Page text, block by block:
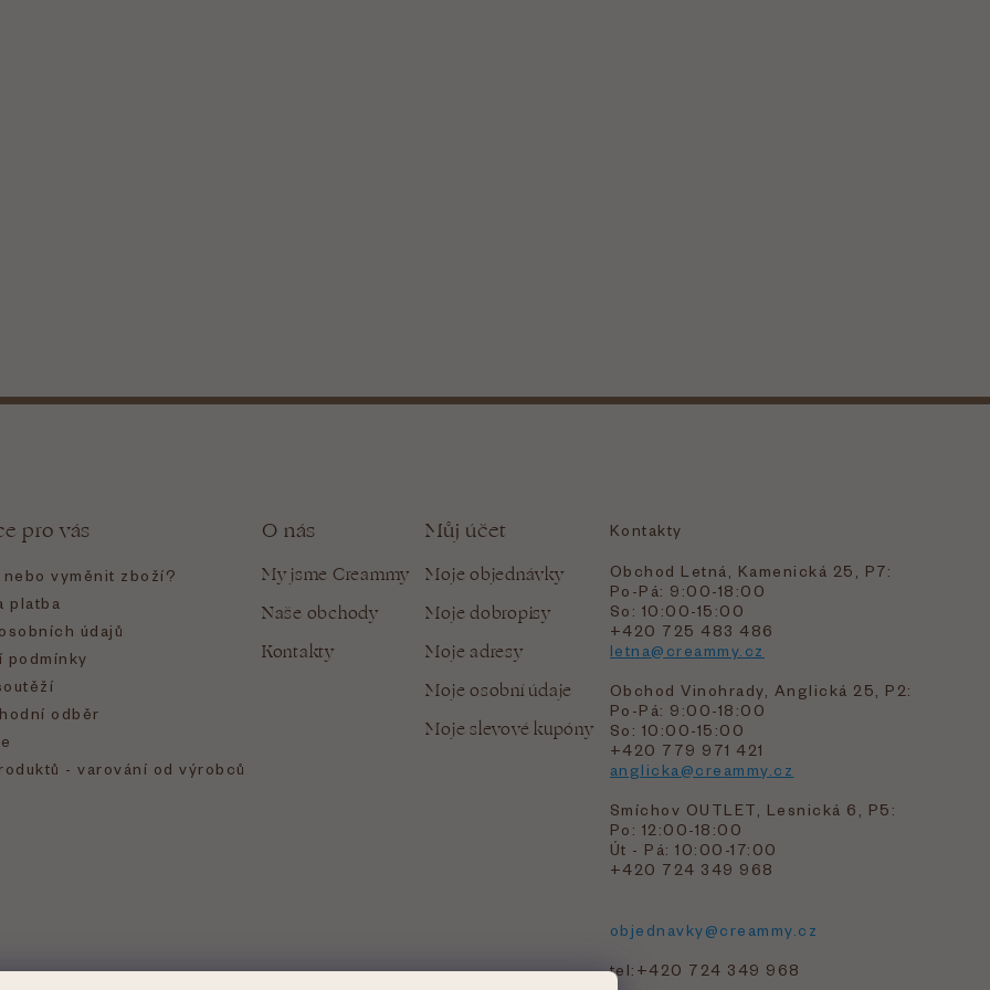
pro vás
vyměnit zboží?
platba
údajů
podmínky
odběr
- varování od výrobců
O nás
My jsme Creammy
Naše obchody
Kontakty
Můj účet
Moje objednávky
Moje dobropisy
Moje adresy
Moje osobní údaje
Moje slevové kupóny
Kontakty
Obchod Letná, Kamenická 25, P7:
Po-Pá: 9:00-18:00
So: 10:00-15:00
+420 725 483 486
letna@creammy.cz
Obchod Vinohrady, Anglická 25, P2:
Po-Pá: 9:00-18:00
So: 10:00-15:00
+420 779 971 421
anglicka@creammy.cz
Smíchov OUTLET, Lesnická 6, P5:
Po: 12:00-18:00
Út - Pá: 10:00-17:00
+420 724 349 968
objednavky@creammy.cz
tel:+420 724 349 968